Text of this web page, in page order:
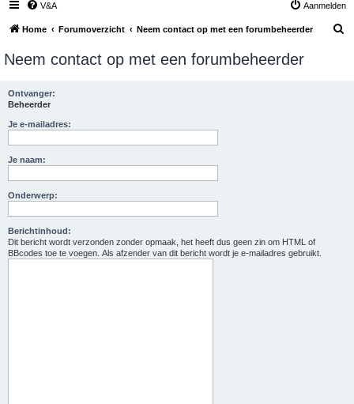
V&A Aanmelden
Home Forumoverzicht Neem contact op met een forumbeheerder
Neem contact op met een forumbeheerder
Ontvanger:
Beheerder
Je e-mailadres:
Je naam:
Onderwerp:
Berichtinhoud:
Dit bericht wordt verzonden zonder opmaak, het heeft dus geen zin om HTML of
BBcodes toe te voegen. Als afzender van dit bericht wordt je e-mailadres gebruikt.